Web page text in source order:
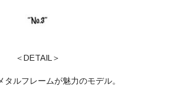
＜DETAIL＞
タルフレームが魅力のモデル。